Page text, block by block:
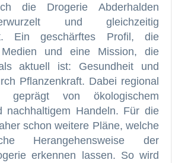
die Drogerie Abderhalden
und gleichzeitig
Ein geschärftes Profil, die
und eine Mission, die
aktuell ist: Gesundheit und
Pflanzenkraft. Dabei regional
geprägt von ökologischem
nachhaltigem Handeln. Für die
schon weitere Pläne, welche
Herangehensweise der
erkennen lassen. So wird